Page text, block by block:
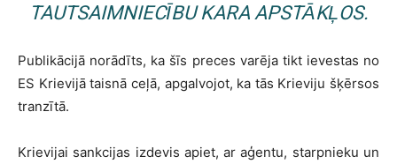
TAUTSAIMNIECĪBU KARA APSTĀKĻOS.
Publikācijā norādīts, ka šīs preces varēja tikt ievestas no
ES Krievijā taisnā ceļā, apgalvojot, ka tās Krieviju šķērsos
tranzītā.
Krievijai sankcijas izdevis apiet, ar aģentu, starpnieku un